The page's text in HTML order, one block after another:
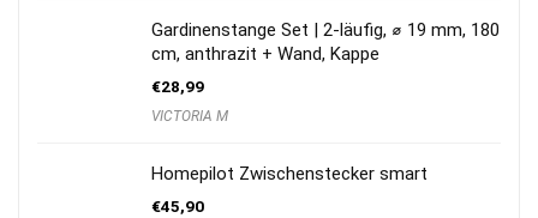
Gardinenstange Set | 2-läufig, ⌀ 19 mm, 180
cm, anthrazit + Wand, Kappe
€28,99
VICTORIA M
Homepilot Zwischenstecker smart
€45,90